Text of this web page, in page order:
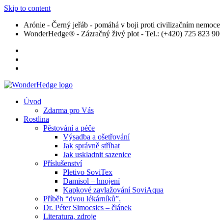
Skip to content
Arónie - Černý jeřáb - pomáhá v boji proti civilizačním
WonderHedge® - Zázračný živý plot - Tel.: (+420) 725 823
Úvod
Zdarma pro Vás
Rostlina
Pěstování a péče
Výsadba a ošetřování
Jak správně stříhat
Jak uskladnit sazenice
Příslušenství
Pletivo SoviTex
Damisol – hnojení
Kapkové zavlažování SoviAqua
Příběh “dvou lékárníků”.
Dr. Péter Simocsics – článek
Literatura, zdroje